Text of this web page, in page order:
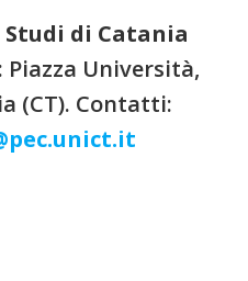
di Catania
Piazza Università,
(CT). Contatti: